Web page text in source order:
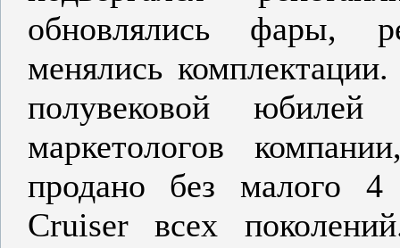
обновлялись фары,
менялись
полувековой
маркетологов
продано без малого 4
Cruiser всех